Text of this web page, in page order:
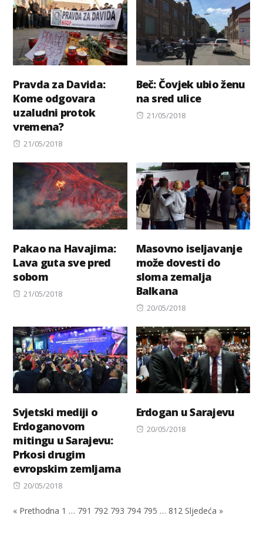
Pravda za Davida:
Kome odgovara
uzaludni protok
vremena?
Posted
21/05/2018
Beč: Čovjek ubio ženu
na sred ulice
Posted
21/05/2018
Pakao na Havajima:
Lava guta sve pred
sobom
Posted
21/05/2018
Masovno iseljavanje
može dovesti do
sloma zemalja
Balkana
Posted
20/05/2018
Svjetski mediji o
Erdoganovom
mitingu u Sarajevu:
Prkosi drugim
evropskim zemljama
Posted
20/05/2018
Erdogan u Sarajevu
Posted
20/05/2018
« Prethodna 1 … 791 792 793 794 795 … 812 Sljedeća »